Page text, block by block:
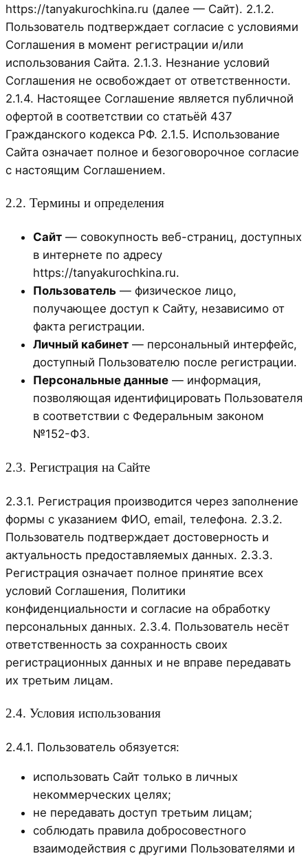
https://tanyakurochkina.ru (далее — Сайт). 2.1.2.
Пользователь подтверждает согласие с условиями
Соглашения в момент регистрации и/или
использования Сайта. 2.1.3. Незнание условий
Соглашения не освобождает от ответственности.
2.1.4. Настоящее Соглашение является публичной
офертой в соответствии со статьёй 437
Гражданского кодекса РФ. 2.1.5. Использование
Сайта означает полное и безоговорочное согласие
с настоящим Соглашением.
2.2. Термины и определения
Сайт — совокупность веб-страниц, доступных
в интернете по адресу
https://tanyakurochkina.ru.
Пользователь — физическое лицо,
получающее доступ к Сайту, независимо от
факта регистрации.
Личный кабинет — персональный интерфейс,
доступный Пользователю после регистрации.
Персональные данные — информация,
позволяющая идентифицировать Пользователя
в соответствии с Федеральным законом
№152-ФЗ.
2.3. Регистрация на Сайте
2.3.1. Регистрация производится через заполнение
формы с указанием ФИО, email, телефона. 2.3.2.
Пользователь подтверждает достоверность и
актуальность предоставляемых данных. 2.3.3.
Регистрация означает полное принятие всех
условий Соглашения, Политики
конфиденциальности и согласие на обработку
персональных данных. 2.3.4. Пользователь несёт
ответственность за сохранность своих
регистрационных данных и не вправе передавать
их третьим лицам.
2.4. Условия использования
2.4.1. Пользователь обязуется:
использовать Сайт только в личных
некоммерческих целях;
не передавать доступ третьим лицам;
соблюдать правила добросовестного
взаимодействия с другими Пользователями и